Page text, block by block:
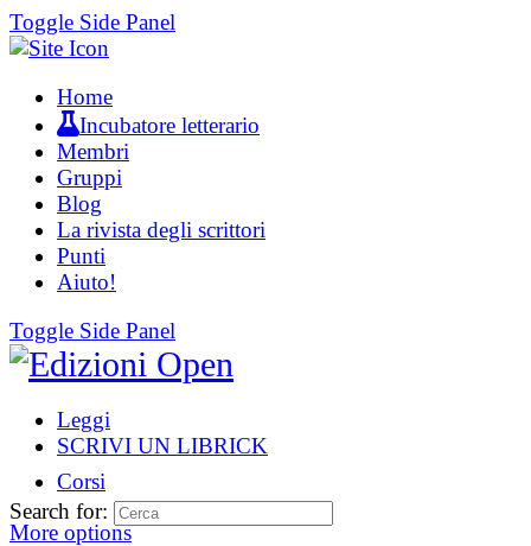
Toggle Side Panel
Home
Incubatore letterario
Membri
Gruppi
Blog
La rivista degli scrittori
Punti
Aiuto!
Toggle Side Panel
Leggi
SCRIVI UN LIBRICK
Corsi
More options
Search for: